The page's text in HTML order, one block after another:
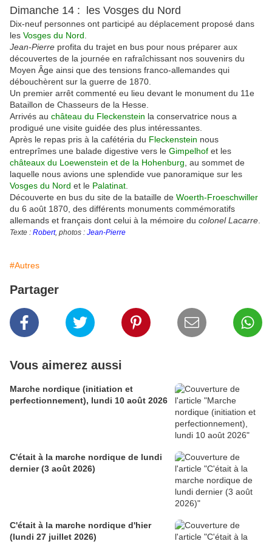
Dimanche 14 : les Vosges du Nord
Dix-neuf personnes ont participé au déplacement proposé dans
les Vosges du Nord
Jean-Pierre profita du trajet en bus pour nous préparer aux
découvertes de la journée en rafraîchissant nos souvenirs du
Moyen Âge ainsi que des tensions franco-allemandes qui
débouchèrent sur la guerre de 1870.
Un premier arrêt commenté eu lieu devant le monument du 11e
Bataillon de Chasseurs de la Hesse.
Arrivés au château du Fleckenstein la conservatrice nous a
prodigué une visite guidée des plus intéressantes.
Après le repas pris à la cafétéria du Fleckenstein nous
entreprîmes une balade digestive vers le Gimpelhof et les
châteaux du Loewenstein et de la Hohenburg , au sommet de
laquelle nous avions une splendide vue panoramique sur les
Vosges du Nord et le Palatinat
Découverte en bus du site de la bataille de Woerth-Froeschwiller
du 6 août 1870, des différents monuments commémoratifs
allemands et français dont celui à la mémoire du colonel Lacarre
Texte : Robert, photos : Jean-Pierre
#Autres
Partager
Vous aimerez aussi
Marche nordique (initiation et
perfectionnement), lundi 10 août 2026
C'était à la marche nordique de lundi
dernier (3 août 2026)
C'était à la marche nordique d'hier
(lundi 27 juillet 2026)